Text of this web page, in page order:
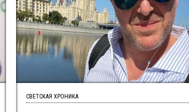
СВЕТСКАЯ ХРОНИКА